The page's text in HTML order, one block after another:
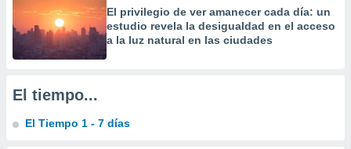
e
mediante
publicidad
El privilegio de ver amanecer cada día: un
estudio revela la desigualdad en el acceso
a la luz natural en las ciudades
El tiempo...
El Tiempo 1 - 7 días